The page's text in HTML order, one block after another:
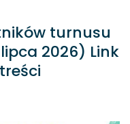
turnusu
2026) Link